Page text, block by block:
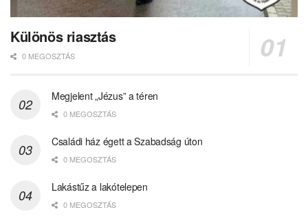
Különös riasztás
0 MEGOSZTÁS
Megjelent „Jézus” a téren
0 MEGOSZTÁS
Családi ház égett a Szabadság úton
0 MEGOSZTÁS
Lakástűz a lakótelepen
0 MEGOSZTÁS